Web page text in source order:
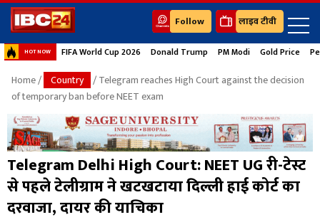
Follow लाइव टीवी
HOT NOW FIFA World Cup 2026 Donald Trump PM Modi Gold Price
Home/ Country / Telegram reaches High Court against the decision
of temporary ban before NEET exam
Telegram Delhi High Court: NEET UG री-टेस्ट
से पहले टेलीग्राम ने खटखटाया दिल्ली हाई कोर्ट का
दरवाजा, दायर की याचिका